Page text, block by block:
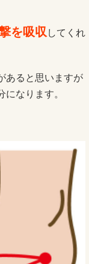
を吸収 してくれ
あると思いますが
なります。